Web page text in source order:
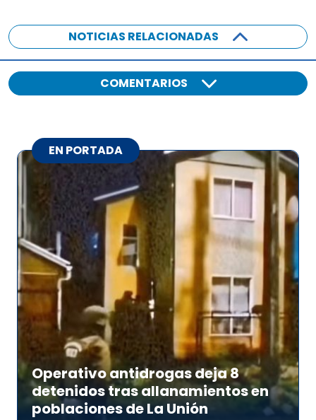
NOTICIAS RELACIONADAS
COMENTARIOS
EN PORTADA
Operativo antidrogas deja 8
detenidos tras allanamientos en
poblaciones de La Unión